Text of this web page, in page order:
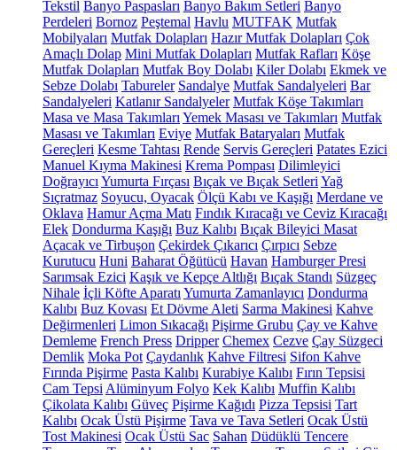
Tekstil Banyo Paspasları Banyo Bakım Setleri Banyo
Perdeleri Bornoz Peştemal Havlu MUTFAK Mutfak
Mobilyaları Mutfak Dolapları Hazır Mutfak Dolapları Çok
Amaçlı Dolap Mini Mutfak Dolapları Mutfak Rafları Köşe
Mutfak Dolapları Mutfak Boy Dolabı Kiler Dolabı Ekmek ve
Sebze Dolabı Tabureler Sandalye Mutfak Sandalyeleri Bar
Sandalyeleri Katlanır Sandalyeler Mutfak Köşe Takımları
Masa ve Masa Takımları Yemek Masası ve Takımları Mutfak
Masası ve Takımları Eviye Mutfak Bataryaları Mutfak
Gereçleri Kesme Tahtası Rende Servis Gereçleri Patates Ezici
Manuel Kıyma Makinesi Krema Pompası Dilimleyici
Doğrayıcı Yumurta Fırçası Bıçak ve Bıçak Setleri Yağ
Sıçratmaz Soyucu, Oyacak Ölçü Kabı ve Kaşığı Merdane ve
Oklava Hamur Açma Matı Fındık Kıracağı ve Ceviz Kıracağı
Elek Dondurma Kaşığı Buz Kalıbı Bıçak Bileyici Masat
Açacak ve Tirbuşon Çekirdek Çıkarıcı Çırpıcı Sebze
Kurutucu Huni Baharat Öğütücü Havan Hamburger Presi
Sarımsak Ezici Kaşık ve Kepçe Altlığı Bıçak Standı Süzgeç
Nihale İçli Köfte Aparatı Yumurta Zamanlayıcı Dondurma
Kalıbı Buz Kovası Et Dövme Aleti Sarma Makinesi Kahve
Değirmenleri Limon Sıkacağı Pişirme Grubu Çay ve Kahve
Demleme French Press Dripper Chemex Cezve Çay Süzgeci
Demlik Moka Pot Çaydanlık Kahve Filtresi Sifon Kahve
Fırında Pişirme Pasta Kalıbı Kurabiye Kalıbı Fırın Tepsisi
Cam Tepsi Alüminyum Folyo Kek Kalıbı Muffin Kalıbı
Çikolata Kalıbı Güveç Pişirme Kağıdı Pizza Tepsisi Tart
Kalıbı Ocak Üstü Pişirme Tava ve Tava Setleri Ocak Üstü
Tost Makinesi Ocak Üstü Sac Sahan Düdüklü Tencere